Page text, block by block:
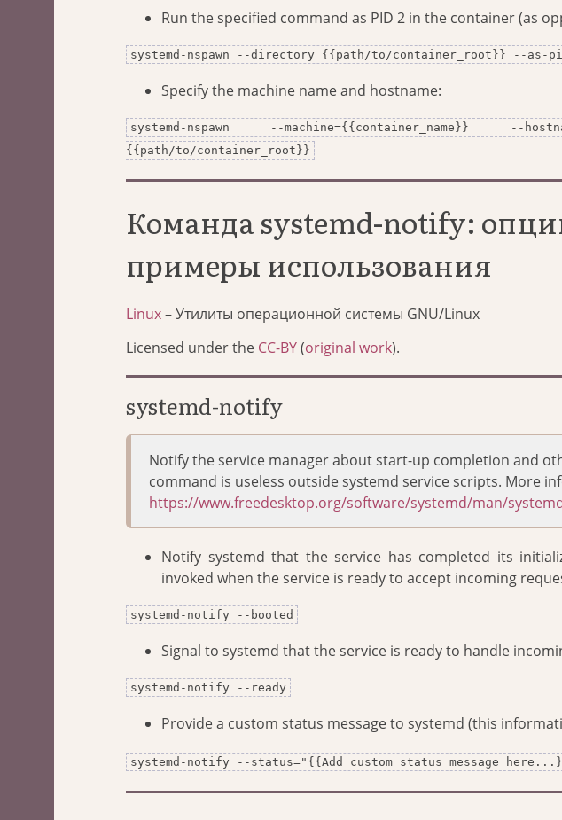
Run the specified command as PID 2 in the container (as
systemd-nspawn --directory {{path/to/container_root}} --as-
Specify the machine name and hostname:
systemd-nspawn --machine={{container_name}} --
{{path/to/container_root}}
Команда systemd-notify:
примеры использования
Linux– Утилиты операционной системы GNU/Linux
Licensed under the CC-BY(original work).
systemd-notify
Notify the service manager about start-up completion and
command is useless outside systemd service scripts. More
https://www.freedesktop.org/software/systemd/man/
Notify systemd that the service has completed its
invoked when the service is ready to accept incoming
systemd-notify --booted
Signal to systemd that the service is ready to handle
systemd-notify --ready
Provide a custom status message to systemd (this
systemd-notify --status="{{Add custom status message